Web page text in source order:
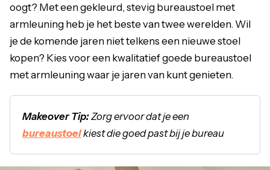
oogt? Met een gekleurd, stevig bureaustoel met
armleuning heb je het beste van twee werelden. Wil
je de komende jaren niet telkens een nieuwe stoel
kopen? Kies voor een kwalitatief goede bureaustoel
met armleuning waar je jaren van kunt genieten.
Makeover Tip:Zorg ervoor dat je een
bureaustoelkiest die goed past bij je bureau